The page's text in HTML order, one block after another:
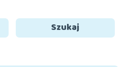
Szukaj